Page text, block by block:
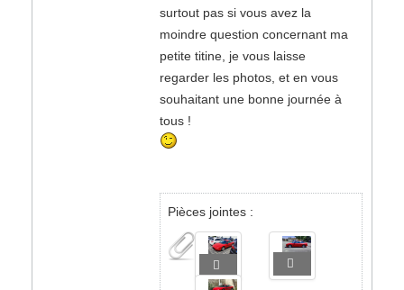
surtout pas si vous avez la
moindre question concernant ma
petite titine, je vous laisse
regarder les photos, et en vous
souhaitant une bonne journée à
tous !
Pièces jointes :